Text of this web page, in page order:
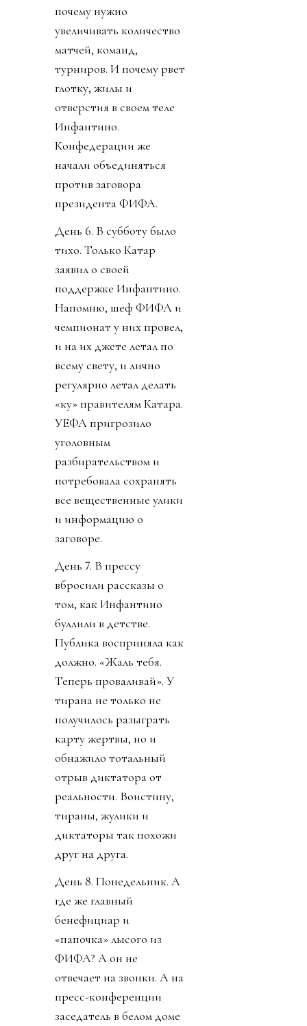
почему нужно
увеличивать количество
матчей, команд,
турниров. И почему рвет
глотку, жилы и
отверстия в своем теле
Инфантино.
Конфедерации же
начали объединяться
против заговора
президента ФИФА.
День 6. В субботу было
тихо. Только Катар
заявил о своей
поддержке Инфантино.
Напомню, шеф ФИФА и
чемпионат у них провел,
и на их джете летал по
всему свету, и лично
регулярно летал делать
«ку» правителям Катара.
УЕФА пригрозило
уголовным
разбирательством и
потребовала сохранять
все вещественные улики
и информацию о
заговоре.
День 7. В прессу
вбросили рассказы о
том, как Инфантино
буллили в детстве.
Публика восприняла как
должно. «Жаль тебя.
Теперь проваливай». У
тирана не только не
получилось разыграть
карту жертвы, но и
обнажило тотальный
отрыв диктатора от
реальности. Воистину,
тираны, жулики и
диктаторы так похожи
друг на друга.
День 8. Понедельник. А
где же главный
бенефициар и
«папочка» лысого из
ФИФА? А он не
отвечает на звонки. А на
пресс-конференции
заседатель в белом доме